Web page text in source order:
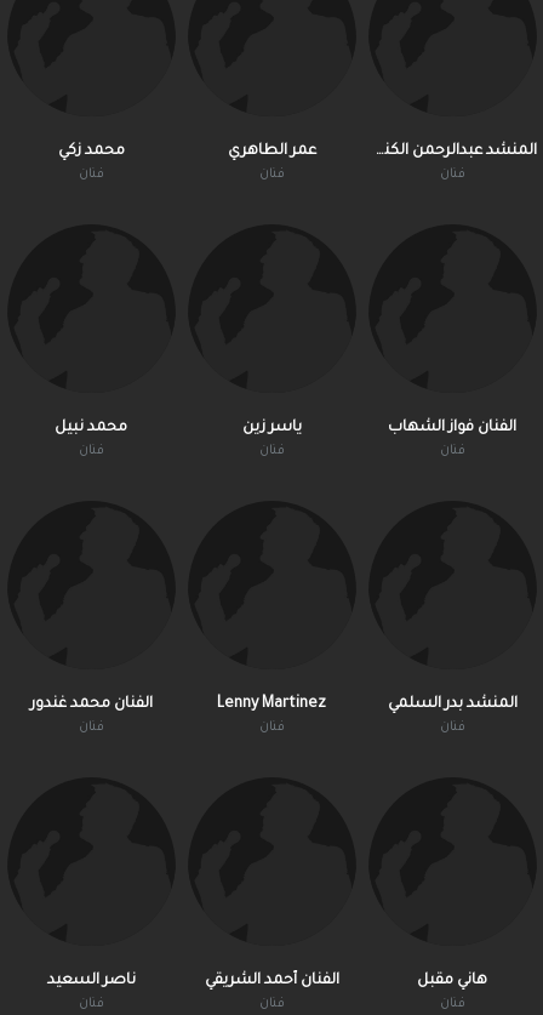
ناصر السعيد
فنان
الفنان أحمد الشريقي
فنان
هاني مقبل
فنان
الفنان محمد غندور
فنان
Lenny Martinez
فنان
المنشد بدر السلمي
فنان
محمد نبيل
فنان
ياسر زين
فنان
الفنان فواز الشهاب
فنان
محمد زكي
فنان
عمر الطاهري
فنان
المنشد عبدالرحمن الكندري
فنان